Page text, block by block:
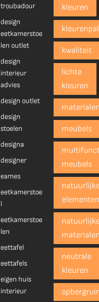
troubadour
design
eetkamerstoe
len outlet
design
interieur
advies
design outlet
design
stoelen
designa
designer
eames
eetkamerstoe
l
eetkamerstoe
len
eettafel
eettafels
eigen huis
interieur
kleuren
kwaliteit
lichte
kleuren
meubels
meubels
neutrale
kleuren